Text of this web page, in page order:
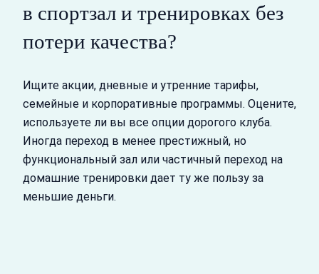
в спортзал и тренировках без
потери качества?
Ищите акции, дневные и утренние тарифы,
семейные и корпоративные программы. Оцените,
используете ли вы все опции дорогого клуба.
Иногда переход в менее престижный, но
функциональный зал или частичный переход на
домашние тренировки дает ту же пользу за
меньшие деньги.